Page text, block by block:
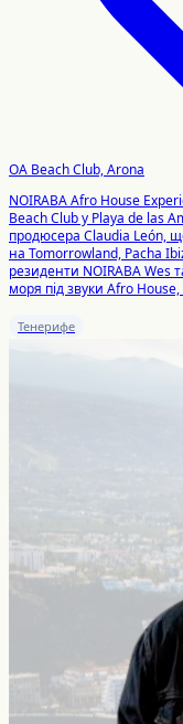
OA Beach Club, Arona
NOIRABA Afro House
Beach Club у Playa de las
продюсера Claudia León,
на Tomorrowland, Pacha
резиденти NOIRABA Wes
моря під звуки Afro
Тенерифе